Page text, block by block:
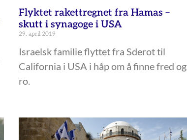
Flyktet rakettregnet fra Hamas –
skutt i synagoge i USA
29. april 2019
Israelsk familie flyttet fra Sderot til
California i USA i håp om å finne fred og
ro.